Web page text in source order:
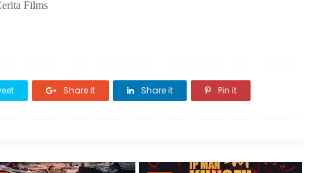
Films
Share it Share it Pin it